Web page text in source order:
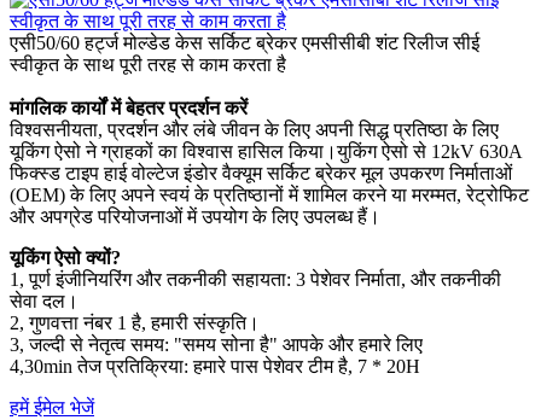
एसी50/60 हर्ट्ज मोल्डेड केस सर्किट ब्रेकर एमसीसीबी शंट रिलीज सीई
स्वीकृत के साथ पूरी तरह से काम करता है
मांगलिक कार्यों में बेहतर प्रदर्शन करें
विश्वसनीयता, प्रदर्शन और लंबे जीवन के लिए अपनी सिद्ध प्रतिष्ठा के लिए
यूकिंग ऐसो ने ग्राहकों का विश्वास हासिल किया।युकिंग ऐसो से 12kV 630A
फिक्स्ड टाइप हाई वोल्टेज इंडोर वैक्यूम सर्किट ब्रेकर मूल उपकरण निर्माताओं
(OEM) के लिए अपने स्वयं के प्रतिष्ठानों में शामिल करने या मरम्मत, रेट्रोफिट
और अपग्रेड परियोजनाओं में उपयोग के लिए उपलब्ध हैं।
यूकिंग ऐसो क्यों?
1, पूर्ण इंजीनियरिंग और तकनीकी सहायता: 3 पेशेवर निर्माता, और तकनीकी
सेवा दल।
2, गुणवत्ता नंबर 1 है, हमारी संस्कृति।
3, जल्दी से नेतृत्व समय: "समय सोना है" आपके और हमारे लिए
4,30min तेज प्रतिक्रिया: हमारे पास पेशेवर टीम है, 7 * 20H
हमें ईमेल भेजें